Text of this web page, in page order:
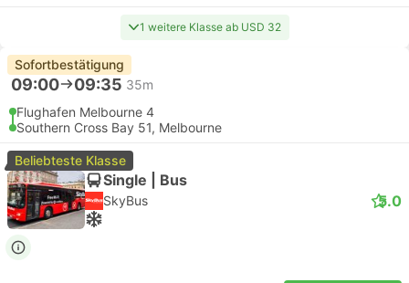
1 weitere Klasse ab USD 32
Sofortbestätigung
09:00 09:35 35m
Flughafen Melbourne 4
Southern Cross Bay 51, Melbourne
Beliebteste Klasse
Single | Bus
SkyBus 5.0